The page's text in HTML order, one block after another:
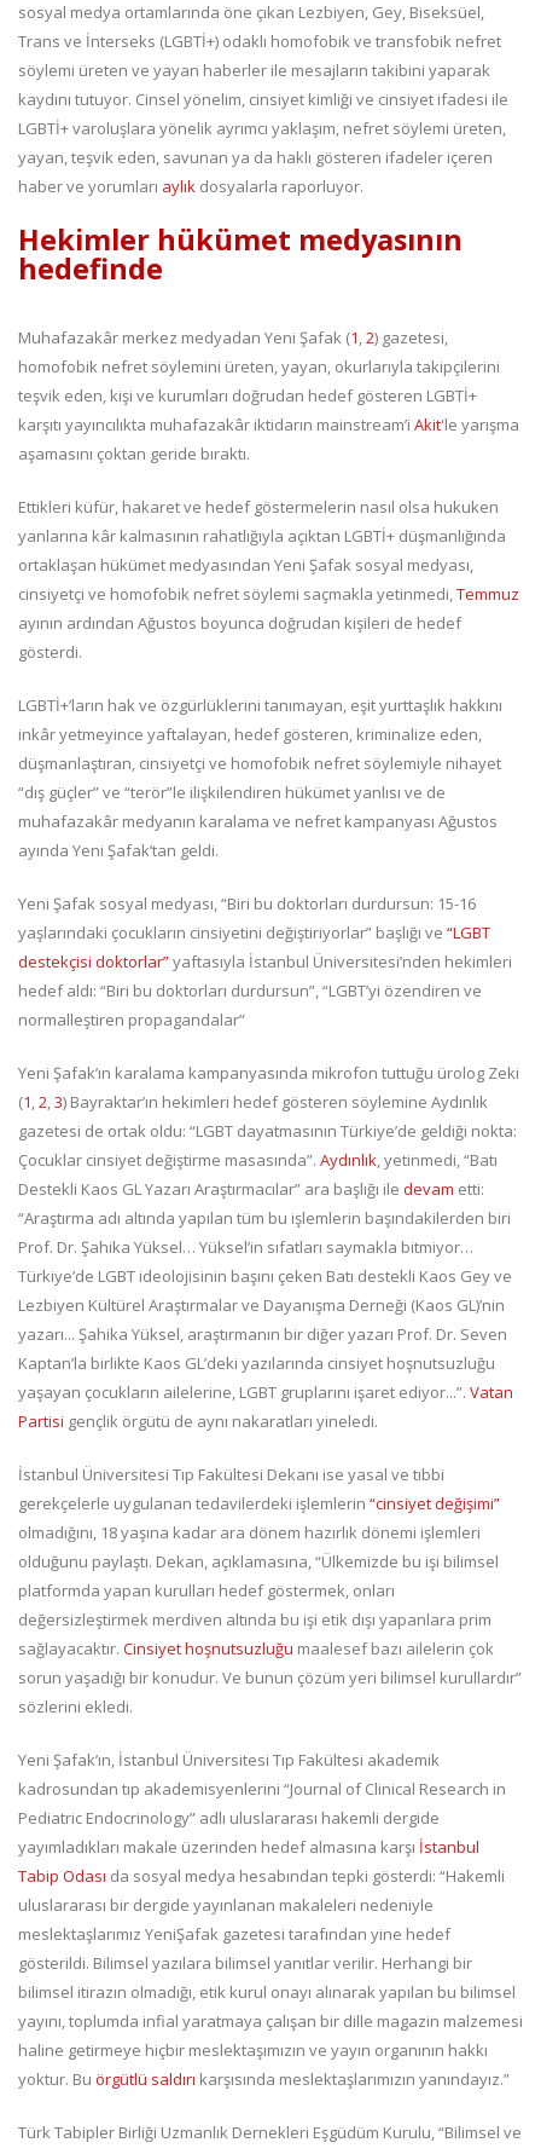
sosyal medya ortamlarında öne çıkan Lezbiyen, Gey, Biseksüel,
Trans ve İnterseks (LGBTİ+) odaklı homofobik ve transfobik nefret
söylemi üreten ve yayan haberler ile mesajların takibini yaparak
kaydını tutuyor. Cinsel yönelim, cinsiyet kimliği ve cinsiyet ifadesi ile
LGBTİ+ varoluşlara yönelik ayrımcı yaklaşım, nefret söylemi üreten,
yayan, teşvik eden, savunan ya da haklı gösteren ifadeler içeren
haber ve yorumları aylık dosyalarla raporluyor.
Hekimler hükümet medyasının
hedefinde
Muhafazakâr merkez medyadan Yeni Şafak (1,2) gazetesi,
homofobik nefret söylemini üreten, yayan, okurlarıyla takipçilerini
teşvik eden, kişi ve kurumları doğrudan hedef gösteren LGBTİ+
karşıtı yayıncılıkta muhafazakâr iktidarın mainstream’i Akit'le yarışma
aşamasını çoktan geride bıraktı.
Ettikleri küfür, hakaret ve hedef göstermelerin nasıl olsa hukuken
yanlarına kâr kalmasının rahatlığıyla açıktan LGBTİ+ düşmanlığında
ortaklaşan hükümet medyasından Yeni Şafak sosyal medyası,
cinsiyetçi ve homofobik nefret söylemi saçmakla yetinmedi,Temmuz
ayının ardından Ağustos boyunca doğrudan kişileri de hedef
gösterdi.
LGBTİ+’ların hak ve özgürlüklerini tanımayan, eşit yurttaşlık hakkını
inkâr yetmeyince yaftalayan, hedef gösteren, kriminalize eden,
düşmanlaştıran, cinsiyetçi ve homofobik nefret söylemiyle nihayet
“dış güçler” ve “terör”le ilişkilendiren hükümet yanlısı ve de
muhafazakâr medyanın karalama ve nefret kampanyası Ağustos
ayında Yeni Şafak’tan geldi.
Yeni Şafak sosyal medyası, “Biri bu doktorları durdursun: 15-16
yaşlarındaki çocukların cinsiyetini değiştiriyorlar” başlığı ve “LGBT
destekçisi doktorlar”yaftasıyla İstanbul Üniversitesi’nden hekimleri
hedef aldı: “Biri bu doktorları durdursun”, “LGBT’yi özendiren ve
normalleştiren propagandalar”
Yeni Şafak’ın karalama kampanyasında mikrofon tuttuğu ürolog Zeki
(1,2,3) Bayraktar’ın hekimleri hedef gösteren söylemine Aydınlık
gazetesi de ortak oldu: “LGBT dayatmasının Türkiye’de geldiği nokta:
Çocuklar cinsiyet değiştirme masasında”. Aydınlık, yetinmedi, “Batı
Destekli Kaos GL Yazarı Araştırmacılar” ara başlığı ile devam etti:
“Araştırma adı altında yapılan tüm bu işlemlerin başındakilerden biri
Prof. Dr. Şahika Yüksel… Yüksel’in sıfatları saymakla bitmiyor…
Türkiye’de LGBT ideolojisinin başını çeken Batı destekli Kaos Gey ve
Lezbiyen Kültürel Araştırmalar ve Dayanışma Derneği (Kaos GL)’nin
yazarı... Şahika Yüksel, araştırmanın bir diğer yazarı Prof. Dr. Seven
Kaptan’la birlikte Kaos GL’deki yazılarında cinsiyet hoşnutsuzluğu
yaşayan çocukların ailelerine, LGBT gruplarını işaret ediyor...”. Vatan
Partisi gençlik örgütü de aynı nakaratları yineledi.
İstanbul Üniversitesi Tıp Fakültesi Dekanı ise yasal ve tıbbi
gerekçelerle uygulanan tedavilerdeki işlemlerin “cinsiyet değişimi”
olmadığını, 18 yaşına kadar ara dönem hazırlık dönemi işlemleri
olduğunu paylaştı. Dekan, açıklamasına, “Ülkemizde bu işi bilimsel
platformda yapan kurulları hedef göstermek, onları
değersizleştirmek merdiven altında bu işi etik dışı yapanlara prim
sağlayacaktır. Cinsiyet hoşnutsuzluğu maalesef bazı ailelerin çok
sorun yaşadığı bir konudur. Ve bunun çözüm yeri bilimsel kurullardır”
sözlerini ekledi.
Yeni Şafak’ın, İstanbul Üniversitesi Tıp Fakültesi akademik
kadrosundan tıp akademisyenlerini “Journal of Clinical Research in
Pediatric Endocrinology” adlı uluslararası hakemli dergide
yayımladıkları makale üzerinden hedef almasına karşı İstanbul
Tabip Odası da sosyal medya hesabından tepki gösterdi: “Hakemli
uluslararası bir dergide yayınlanan makaleleri nedeniyle
meslektaşlarımız YeniŞafak gazetesi tarafından yine hedef
gösterildi. Bilimsel yazılara bilimsel yanıtlar verilir. Herhangi bir
bilimsel itirazın olmadığı, etik kurul onayı alınarak yapılan bu bilimsel
yayını, toplumda infial yaratmaya çalışan bir dille magazin malzemesi
haline getirmeye hiçbir meslektaşımızın ve yayın organının hakkı
yoktur. Bu örgütlü saldırı karşısında meslektaşlarımızın yanındayız.”
Türk Tabipler Birliği Uzmanlık Dernekleri Eşgüdüm Kurulu, “Bilimsel ve